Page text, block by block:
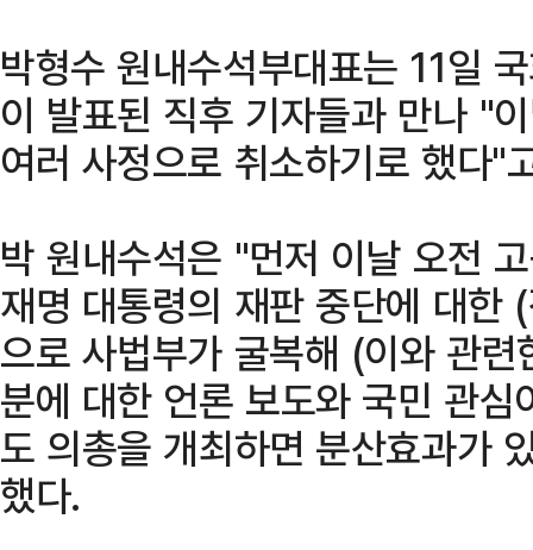
박형수 원내수석부대표는 11일
이 발표된 직후 기자들과 만나 "
여러 사정으로 취소하기로 했다"
박 원내수석은 "먼저 이날 오전
재명 대통령의 재판 중단에 대한
으로 사법부가 굴복해 (이와 관
분에 대한 언론 보도와 국민 관
도 의총을 개최하면 분산효과가
했다.